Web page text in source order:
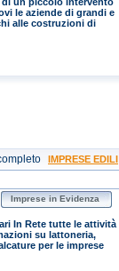
le aziende di grandi e
alle costruzioni di
IMPRESE EDILI
Imprese in Evidenza
In Rete tutte le attività
su lattoneria,
per le imprese